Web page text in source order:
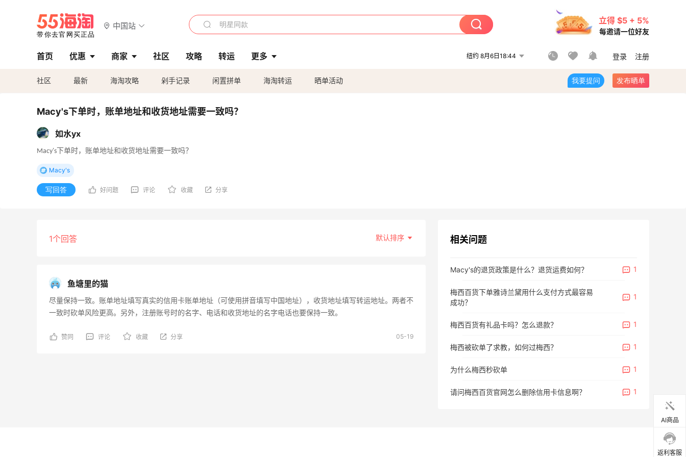
中国站
立得 $5 + 5%
每邀请一位好友
首页 优惠 商家 社区 攻略 转运 更多 纽约 8月6日18:44 登录 注册
社区 最新 海淘攻略 剁手记录 闲置拼单 海淘转运 晒单活动 我要提问 发布晒单
Macy's下单时，账单地址和收货地址需要一致吗？
如水yx
Macy's下单时，账单地址和收货地址需要一致吗？
Macy's
写回答 好问题 评论 收藏 分享
1个回答 默认排序
鱼塘里的猫
尽量保持一致。账单地址填写真实的信用卡账单地址（可使用拼音填写中国地址），收货地址填写转运地址。两者不
一致时砍单风险更高。另外，注册账号时的名字、电话和收货地址的名字电话也要保持一致。
赞同 评论 收藏 分享 05-19
相关问题
Macy's的退货政策是什么？退货运费如何？ 1
梅西百货下单雅诗兰黛用什么支付方式最容易
成功？
1
梅西百货有礼品卡吗？怎么退款？ 1
梅西被砍单了求教，如何过梅西？ 1
为什么梅西秒砍单 1
请问梅西百货官网怎么删除信用卡信息啊？ 1
AI商品
返利客服